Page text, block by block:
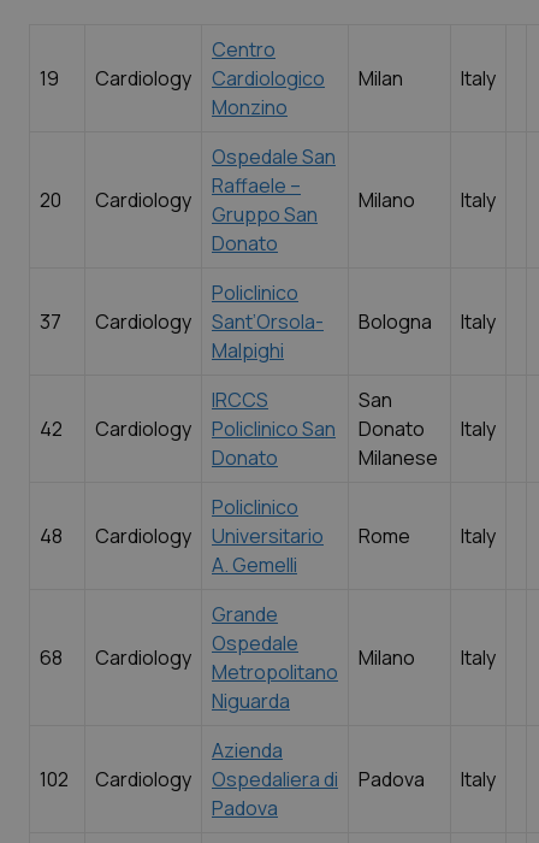
19 Cardiology
Centro
Cardiologico
Monzino
Milan Italy
20 Cardiology
Ospedale San
Raffaele –
Gruppo San
Donato
Milano Italy
37 Cardiology
Policlinico
Sant’Orsola-
Malpighi
Bologna Italy
42 Cardiology
IRCCS
Policlinico San
Donato
San
Donato
Milanese
Italy
48 Cardiology
Policlinico
Universitario
A. Gemelli
Rome Italy
68 Cardiology
Grande
Ospedale
Metropolitano
Niguarda
Milano Italy
102 Cardiology
Azienda
Ospedaliera di
Padova
Padova Italy